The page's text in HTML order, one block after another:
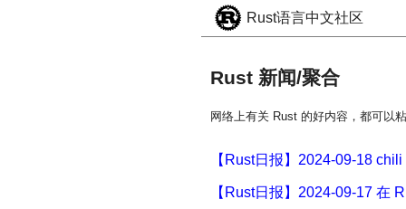
Rust语言中文社区
Rust 新闻/聚合
网络上有关 Rust 的好内容，都可以
【Rust日报】2024-09-18
【Rust日报】2024-09-17 在